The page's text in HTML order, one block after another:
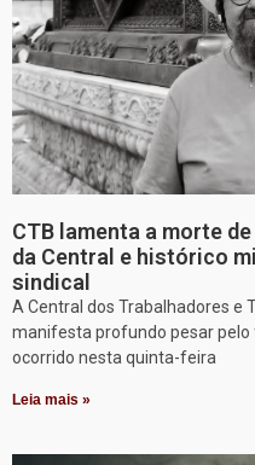
CTB lamenta a morte
da Central e histórico
sindical
A Central dos Trabalhadores e
manifesta profundo pesar pelo
ocorrido nesta quinta-feira
Leia mais »